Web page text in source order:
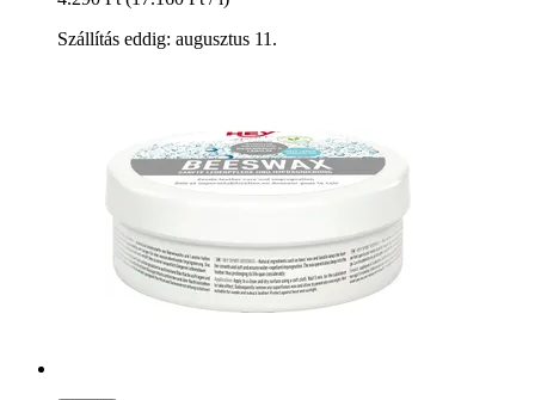
Szállítás eddig: augusztus 11.